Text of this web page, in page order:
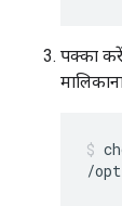
पक्का
/